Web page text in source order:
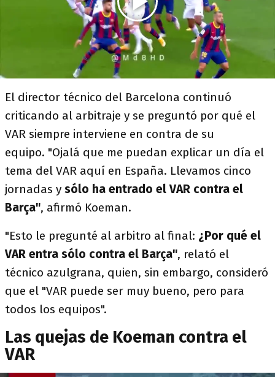
El director técnico del Barcelona continuó
criticando al arbitraje y se preguntó por qué el
VAR siempre interviene en contra de su
equipo. "Ojalá que me puedan explicar un día el
tema del VAR aquí en España. Llevamos cinco
jornadas y sólo ha entrado el VAR contra el
Barça", afirmó Koeman.
"Esto le pregunté al arbitro al final: ¿Por qué el
VAR entra sólo contra el Barça", relató el
técnico azulgrana, quien, sin embargo, consideró
que el "VAR puede ser muy bueno, pero para
todos los equipos".
Las quejas de Koeman contra el
VAR